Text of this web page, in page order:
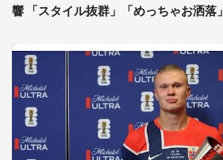
響 「スタイル抜群」「めっちゃお洒落